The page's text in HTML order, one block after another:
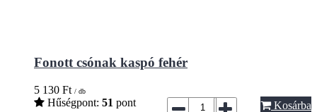
Fonott csónak kaspó fehér
5 130 Ft / db
Hűségpont: 51 pont Kosárba